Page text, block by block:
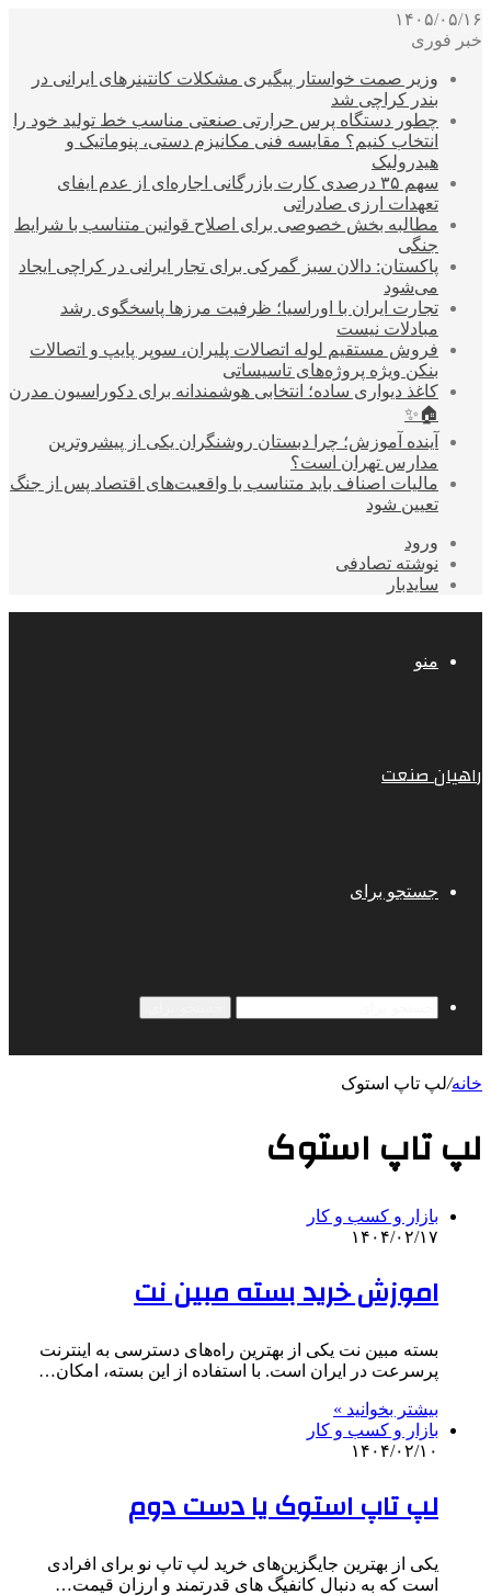
۱۴۰۵/۰۵/۱۶
خبر فوری
وزیر صمت خواستار پیگیری مشکلات کانتینرهای ایرانی در
بندر کراچی شد
چطور دستگاه پرس حرارتی صنعتی مناسب خط تولید خود را
انتخاب کنیم؟ مقایسه فنی مکانیزم دستی، پنوماتیک و
هیدرولیک
سهم ۳۵ درصدی کارت بازرگانی اجاره‌ای از عدم ایفای
تعهدات ارزی صادراتی
مطالبه بخش خصوصی برای اصلاح قوانین متناسب با شرایط
جنگی
پاکستان: دالان سبز گمرکی برای تجار ایرانی در کراچی ایجاد
می‌شود
تجارت ایران با اوراسیا؛ ظرفیت مرزها پاسخگوی رشد
مبادلات نیست
فروش مستقیم لوله اتصالات پلیران، سوپر پایپ و اتصالات
بنکن ویژه پروژه‌های تاسیساتی
کاغذ دیواری ساده؛ انتخابی هوشمندانه برای دکوراسیون مدرن
🏠✨
آینده آموزش؛ چرا دبستان روشنگران یکی از پیشروترین
مدارس تهران است؟
مالیات اصناف باید متناسب با واقعیت‌های اقتصاد پس از جنگ
تعیین شود
ورود
نوشته تصادفی
سایدبار
منو
راهیان صنعت
جستجو برای
خانه/لپ تاپ استوک
لپ تاپ استوک
بازار و کسب و کار
۱۴۰۴/۰۲/۱۷
اموزش خرید بسته مبین نت
بسته مبین نت یکی از بهترین راه‌های دسترسی به اینترنت
پرسرعت در ایران است. با استفاده از این بسته، امکان…
بیشتر بخوانید »
بازار و کسب و کار
۱۴۰۴/۰۲/۱۰
لپ تاپ استوک یا دست دوم
یکی از بهترین جایگزین‌های خرید لپ تاپ نو برای افرادی
است که به دنبال کانفیگ های قدرتمند و ارزان قیمت…